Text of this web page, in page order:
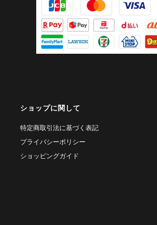
ショップに関して
特定商取引法に基づく表記
プライバシーポリシー
ショッピングガイド